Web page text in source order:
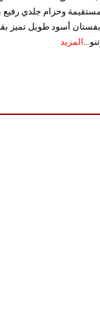
وحزام جلدي رفيع
بفستان أسود طويل تميز
المزيد